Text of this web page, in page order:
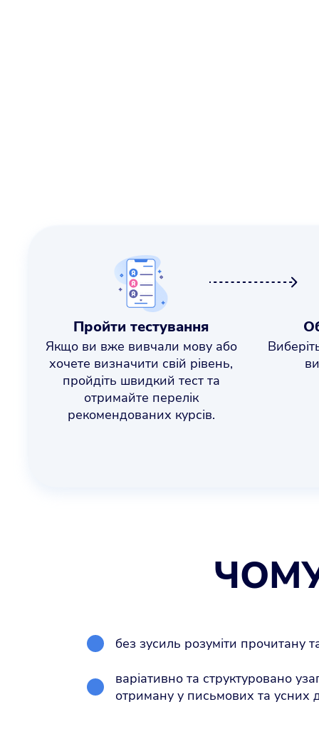
Пройти тестування
Якщо ви вже вивчали мову або
хочете визначити свій рівень,
пройдіть швидкий тест та
отримайте перелік
рекомендованих курсів.
без зусиль розуміти прочитану
варіативно та структуровано
отриману у письмових та усних